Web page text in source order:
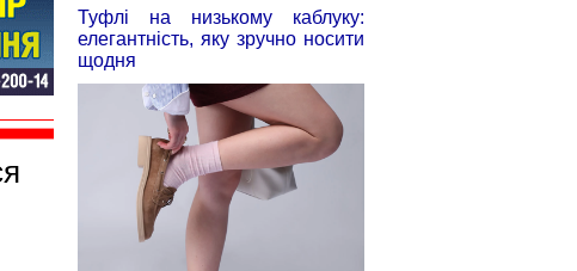
Туфлі на низькому каблуку:
елегантність, яку зручно носити
щодня